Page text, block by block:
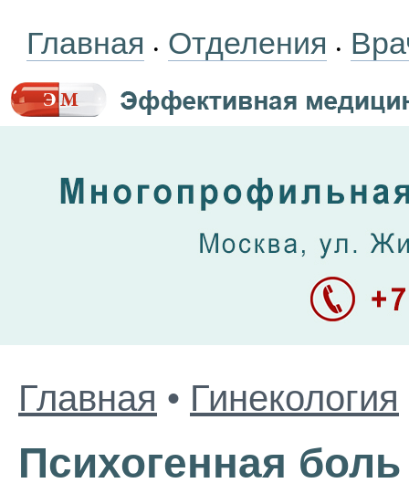
Главная • Отделения •
Главная • Гинекология
Психогенная боль